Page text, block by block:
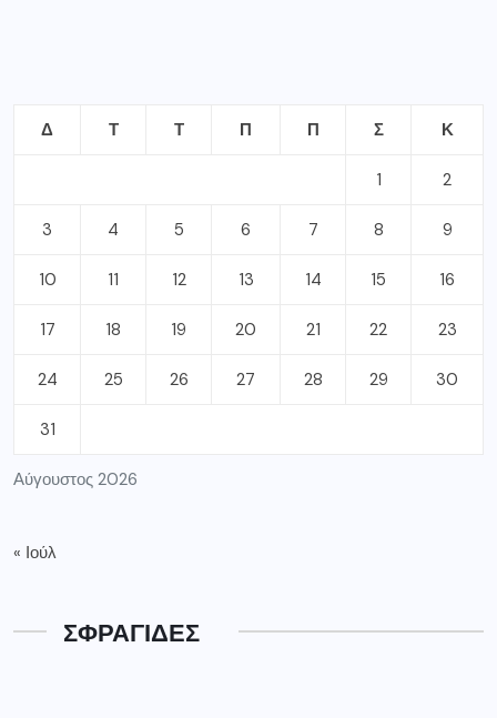
Αύγουστος 2026
Δ Τ Τ Π Π Σ Κ
1 2
3 4 5 6 7 8 9
10 11 12 13 14 15 16
17 18 19 20 21 22 23
24 25 26 27 28 29 30
31
« Ιούλ
ΣΦΡΑΓΙΔΕΣ